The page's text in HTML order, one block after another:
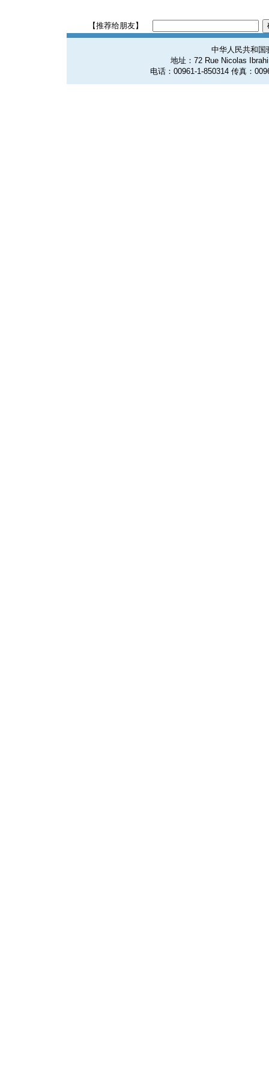
【推荐给朋友】
中华人民共和国
地址：72 Rue Nicolas
电话：00961-1-850314 传真：